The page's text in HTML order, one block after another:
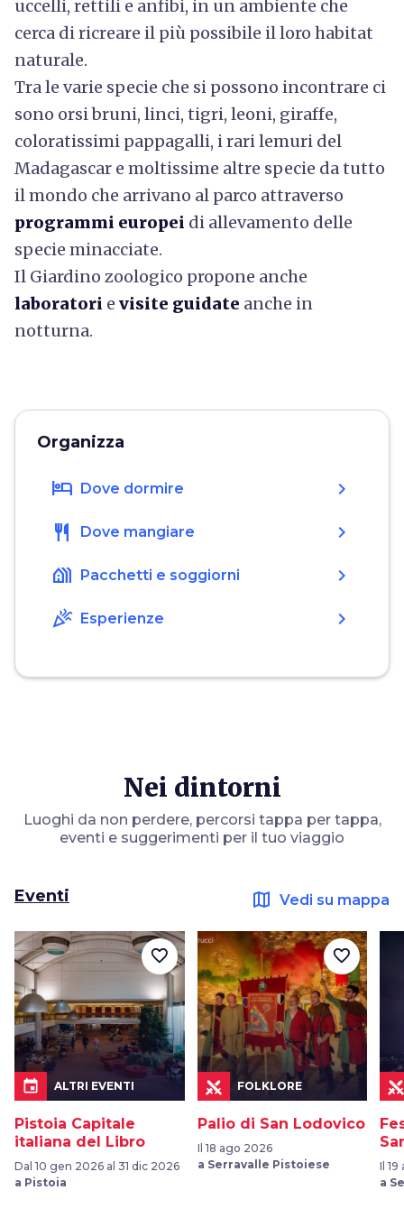
uccelli, rettili e anfibi, in un ambiente che
cerca di ricreare il più possibile il loro habitat
naturale.
Tra le varie specie che si possono incontrare ci
sono orsi bruni, linci, tigri, leoni, giraffe,
coloratissimi pappagalli, i rari lemuri del
Madagascar e moltissime altre specie da tutto
il mondo che arrivano al parco attraverso
programmi europei di allevamento delle
specie minacciate.
Il Giardino zoologico propone anche
laboratori e visite guidate anche in
notturna.
Organizza
hotel Dove dormire chevron_right
restaurant Dove mangiare chevron_right
holiday_village Pacchetti e soggiorni chevron_right
celebration Esperienze chevron_right
Nei dintorni
Luoghi da non perdere, percorsi tappa per tappa,
eventi e suggerimenti per il tuo viaggio
Eventi map Vedi su mappa
event ALTRI EVENTI
Pistoia Capitale
italiana del Libro
Dal 10 gen 2026 al 31 dic 2026
a Pistoia
favorite_border
FOLKLORE
Palio di San Lodovico
Il 18 ago 2026
a Serravalle Pistoiese
favorite_border
Il
a